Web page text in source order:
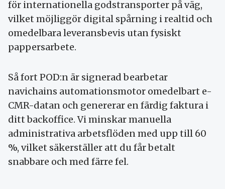
för internationella godstransporter på väg,
vilket möjliggör digital spårning i realtid och
omedelbara leveransbevis utan fysiskt
pappersarbete.
Så fort POD:n är signerad bearbetar
navichains automationsmotor omedelbart e-
CMR-datan och genererar en färdig faktura i
ditt backoffice. Vi minskar manuella
administrativa arbetsflöden med upp till 60
%, vilket säkerställer att du får betalt
snabbare och med färre fel.